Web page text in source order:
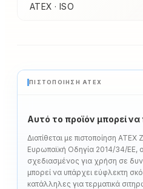
ATEX · ISO
ΠΙΣΤΟΠΟΊΗΣΗ ATEX
Αυτό το προϊόν μπορεί να
Διατίθεται με πιστοποίηση
Ευρωπαϊκή Οδηγία 2014/34/ΕΕ,
σχεδιασμένος για χρήση σε
μπορεί να υπάρχει εύφλεκτη
κατάλληλες για τερματικά